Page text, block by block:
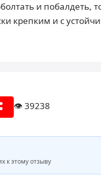
и побалдеть,
крепким и с
👁️39238
к этому отзыву